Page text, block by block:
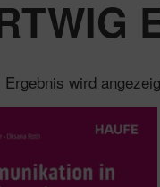
Ergebnis wird